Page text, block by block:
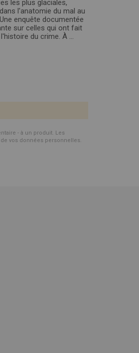
les plus glaciales,
l'anatomie du mal au
enquête documentée
sur celles qui ont fait
du crime. À ...
- à un produit. Les
vos données personnelles.